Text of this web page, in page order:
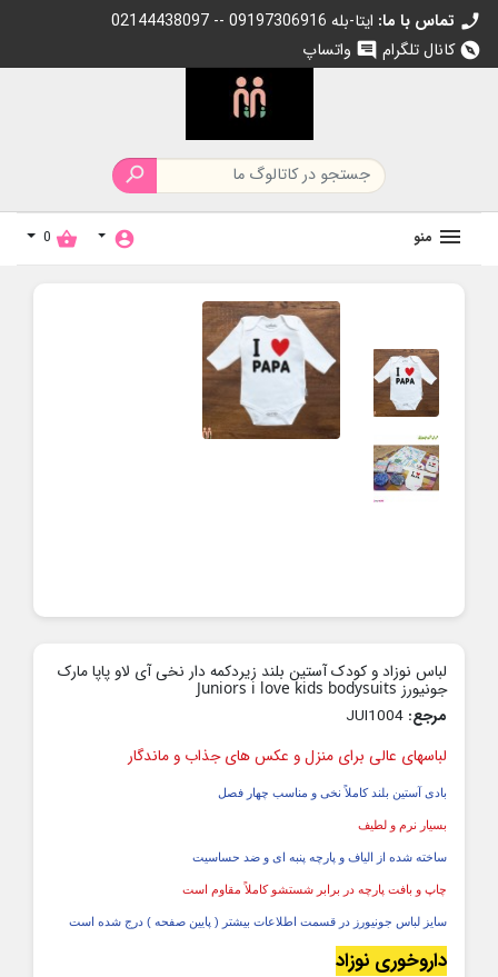
call تماس با ما: 02144438097 -- 09197306916 ایتا-بله
explore کانال تلگرام chat واتساپ

منو account_circle
shopping_basket
0
لباس نوزاد و کودک آستین بلند زیردکمه دار نخی آی لاو پاپا مارک
جونیورز Juniors i love kids bodysuits
مرجع:
لباسهای عالی برای منزل و عکس های جذاب و ماندگار
بادی آستین بلند کاملاً نخی و مناسب چهار فصل
بسیار نرم و لطیف
ساخته شده از الیاف و پارچه پنبه ای و ضد حساسیت
چاپ و بافت پارچه در برابر شستشو کاملاً مقاوم است
سایز لباس جونیورز در قسمت اطلاعات بیشتر ( پایین صفحه ) درج شده است
داروخوری نوزاد